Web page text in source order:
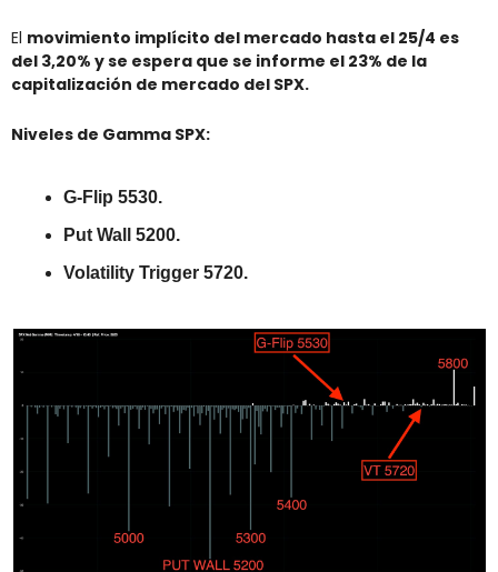
El movimiento implícito del mercado hasta el 25/4 es
del 3,20% y se espera que se informe el 23% de la
capitalización de mercado del SPX.
Niveles de Gamma SPX:
G-Flip 5530.
Put Wall 5200.
Volatility Trigger 5720.